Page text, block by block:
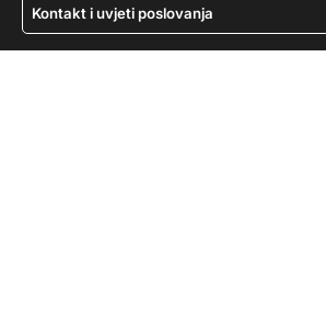
Kontakt i uvjeti poslovanja